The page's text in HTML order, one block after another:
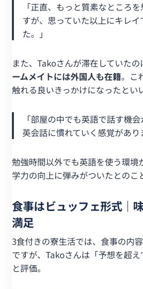
「正直、もっと質素なところ
すが、思っていた以上にキレイ
た。」
また、Takoさんが滞在していたの
ームメイトには外国人も在籍。こ
触れる良いきっかけになったとい
「部屋の中でも英語で話す機
英会話に慣れていく感覚があり
勉強時間以外でも英語を使う環境
学力の向上に弾みがついたとのこ
食事はビュッフェ形式｜
満足
3食付きの寮生活では、食事の内
ですが、Takoさんは「予想を超え
と評価。